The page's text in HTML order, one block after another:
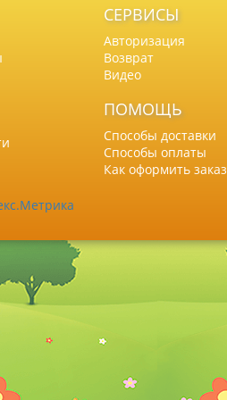
СЕРВИСЫ
Авторизация
Возврат
Видео
ПОМОЩЬ
Способы доставки
Способы оплаты
Как оформить заказ